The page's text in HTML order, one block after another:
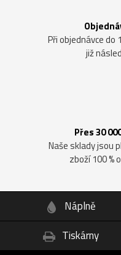
Při objednávce
již
Přes 30
Naše sklady jsou
zboží 100 %
Náplně
Tiskárny